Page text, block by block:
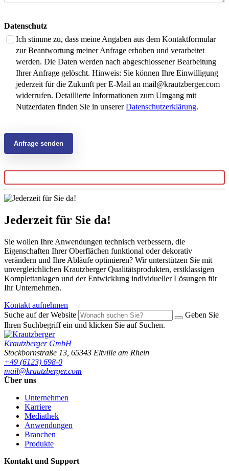
Datenschutz
Ich stimme zu, dass meine Angaben aus dem Kontaktformular
zur Beantwortung meiner Anfrage erhoben und verarbeitet
werden. Die Daten werden nach abgeschlossener Bearbeitung
Ihrer Anfrage gelöscht. Hinweis: Sie können Ihre Einwilligung
jederzeit für die Zukunft per E-Mail an mail@krautzberger.com
widerrufen. Detaillierte Informationen zum Umgang mit
Nutzerdaten finden Sie in unsererDatenschutzerklärung.
Jederzeit für Sie da!
Sie wollen Ihre Anwendungen technisch verbessern, die
Eigenschaften Ihrer Oberflächen funktional oder dekorativ
verändern und Ihre Abläufe optimieren? Wir unterstützen Sie mit
unvergleichlichen Krautzberger Qualitätsprodukten, erstklassigen
Komplettanlagen und der Entwicklung individueller Lösungen für
Ihr Unternehmen.
Kontakt aufnehmen
Suche auf der Website
Geben Sie
Ihren Suchbegriff ein und klicken Sie auf Suchen.
Krautzberger GmbH
Stockbornstraße 13 65343 Eltville am Rhein
+49 (6123) 698-0
mail@krautzberger.com
Über uns
Unternehmen
Karriere
Mediathek
Anwendungen
Branchen
Produkte
Kontakt und Support